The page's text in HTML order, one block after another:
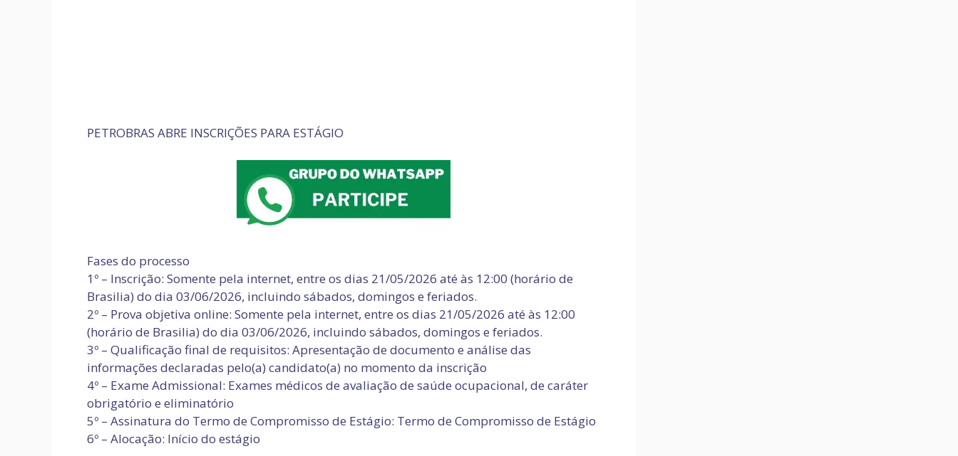
PETROBRAS ABRE INSCRIÇÕES PARA ESTÁGIO
Fases do processo
1º – Inscrição: Somente pela internet, entre os dias 21/05/2026 até às 12:00 (horário de
Brasilia) do dia 03/06/2026, incluindo sábados, domingos e feriados.
2º – Prova objetiva online: Somente pela internet, entre os dias 21/05/2026 até às 12:00
(horário de Brasilia) do dia 03/06/2026, incluindo sábados, domingos e feriados.
3º – Qualificação final de requisitos: Apresentação de documento e análise das
informações declaradas pelo(a) candidato(a) no momento da inscrição
4º – Exame Admissional: Exames médicos de avaliação de saúde ocupacional, de caráter
obrigatório e eliminatório
5º – Assinatura do Termo de Compromisso de Estágio: Termo de Compromisso de Estágio
6º – Alocação: Início do estágio